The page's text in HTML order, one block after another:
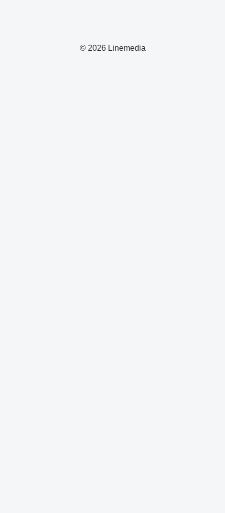
© 2026 Linemedia